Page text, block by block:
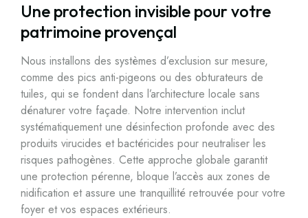
Une protection invisible pour votre
patrimoine provençal
Nous installons des systèmes d’exclusion sur mesure,
comme des pics anti-pigeons ou des obturateurs de
tuiles, qui se fondent dans l’architecture locale sans
dénaturer votre façade. Notre intervention inclut
systématiquement une désinfection profonde avec des
produits virucides et bactéricides pour neutraliser les
risques pathogènes. Cette approche globale garantit
une protection pérenne, bloque l’accès aux zones de
nidification et assure une tranquillité retrouvée pour votre
foyer et vos espaces extérieurs.